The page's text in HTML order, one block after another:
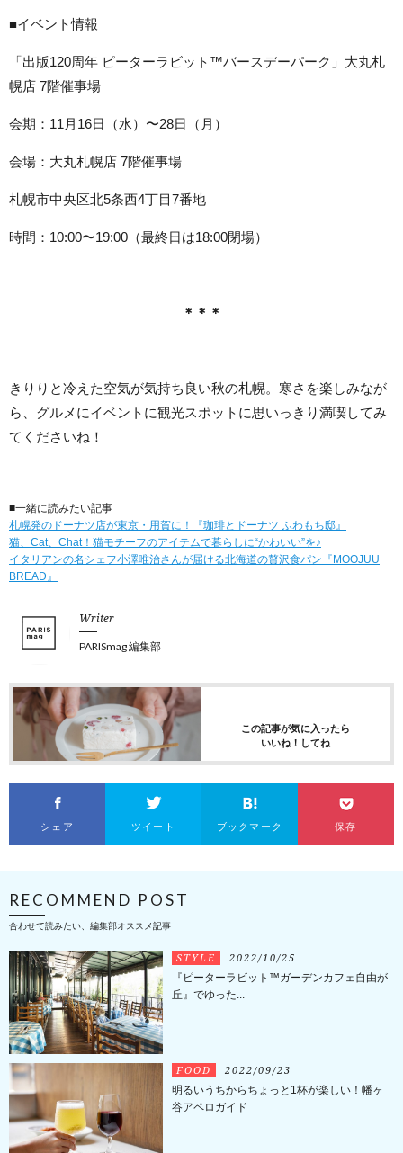
■イベント情報
「出版120周年 ピーターラビット™️バースデーパーク」大丸札
幌店 7階催事場
会期：11月16日（水）〜28日（月）
会場：大丸札幌店 7階催事場
札幌市中央区北5条西4丁目7番地
時間：10:00〜19:00（最終日は18:00閉場）
＊＊＊
きりりと冷えた空気が気持ち良い秋の札幌。寒さを楽しみなが
ら、グルメにイベントに観光スポットに思いっきり満喫してみ
てくださいね！
■一緒に読みたい記事
札幌発のドーナツ店が東京・用賀に！『珈琲とドーナツ ふわもち邸』
猫、Cat、Chat！猫モチーフのアイテムで暮らしに“かわいい”を♪
イタリアンの名シェフ小澤唯治さんが届ける北海道の贅沢食パン『MOOJUU
BREAD』
Writer
PARISmag 編集部
この記事が気に入ったら
いいね！してね
シェア ツイート ブックマーク 保存
RECOMMEND POST
合わせて読みたい、編集部オススメ記事
STYLE 2022/10/25
『ピーターラビット™️ガーデンカフェ自由が
丘』でゆった...
FOOD 2022/09/23
明るいうちからちょっと1杯が楽しい！幡ヶ
谷アペロガイド